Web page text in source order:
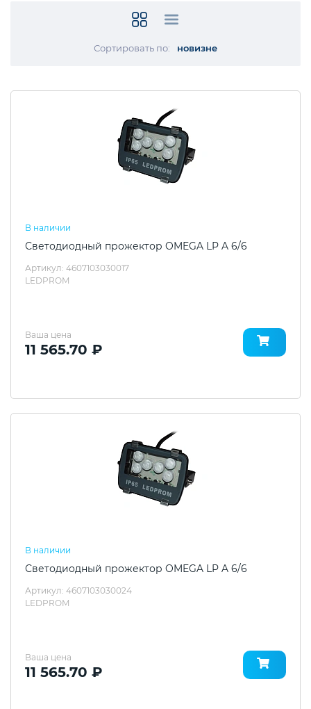
Сортировать по: новизне
В наличии
Светодиодный прожектор OMEGA LP A 6/6
Артикул: 4607103030017
LEDPROM
Ваша цена
11 565.70 ₽
В наличии
Светодиодный прожектор OMEGA LP A 6/6
Артикул: 4607103030024
LEDPROM
Ваша цена
11 565.70 ₽